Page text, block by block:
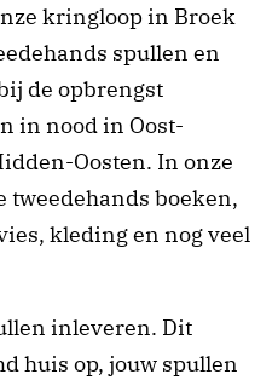
kringloop in Broek
spullen en
de opbrengst
in nood in Oost-
Oosten. In onze
boeken,
kleding en nog veel
inleveren. Dit
huis op, jouw spullen